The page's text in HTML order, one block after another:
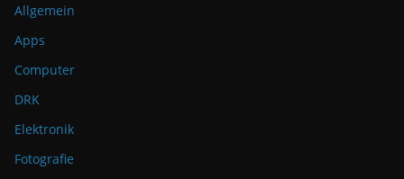
Allgemein
Apps
Computer
DRK
Elektronik
Fotografie